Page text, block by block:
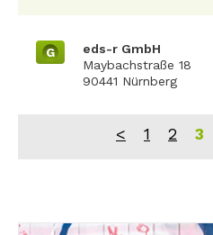
G
eds-r GmbH
Maybachstraße 18
90441 Nürnberg
< 1 2 3